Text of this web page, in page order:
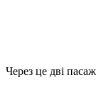
Через це дві